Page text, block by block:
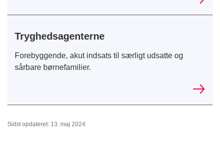
Tryghedsagenterne
Forebyggende, akut indsats til særligt udsatte og
sårbare børnefamilier.
Sidst opdateret: 13. maj 2024